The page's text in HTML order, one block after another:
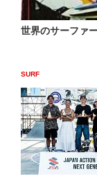
世界のサーファ
SURF